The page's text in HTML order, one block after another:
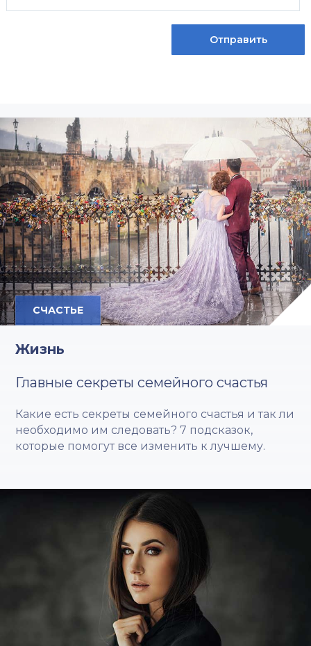
СЧАСТЬЕ
Жизнь
Главные секреты семейного счастья
Какие есть секреты семейного счастья и так ли
необходимо им следовать? 7 подсказок,
которые помогут все изменить к лучшему.